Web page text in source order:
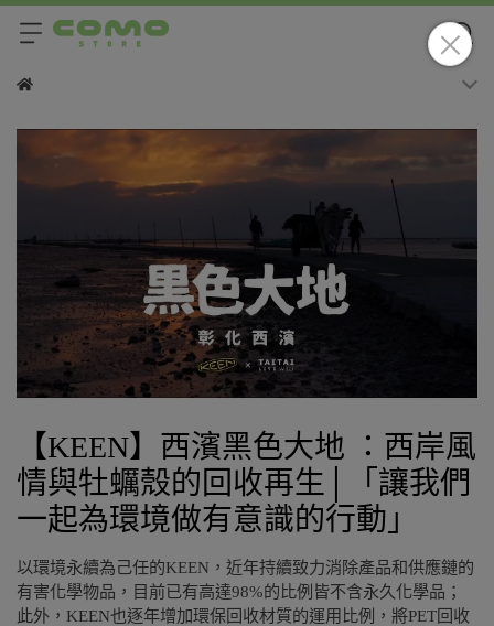
【KEEN】西濱黑色大地 ：西岸風
情與牡蠣殼的回收再生│「讓我們
一起為環境做有意識的行動」
以環境永續為己任的KEEN，近年持續致力消除產品和供應鏈的
有害化學物品，目前已有高達98%的比例皆不含永久化學品；
此外，KEEN也逐年增加環保回收材質的運用比例，將PET回收